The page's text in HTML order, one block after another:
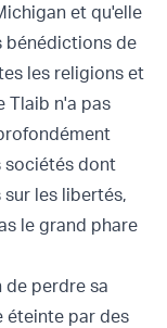
et qu'elle
bénédictions de
les religions et
Tlaib n'a pas
sociétés dont
les libertés,
le grand phare
de perdre sa
éteinte par des